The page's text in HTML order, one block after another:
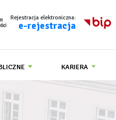
Rejestracja elektroniczna:
e-rejestracja
KARIERA